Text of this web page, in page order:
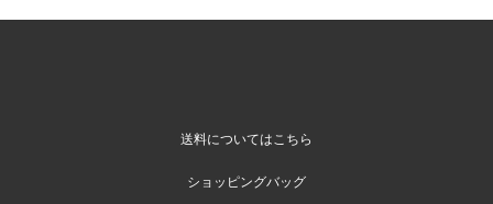
送料についてはこちら
ショッピングバッグ